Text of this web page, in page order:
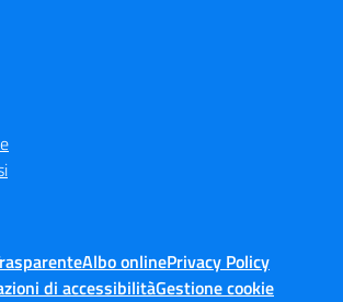
Albo onlinePrivacy Policy
di accessibilitàGestione cookie